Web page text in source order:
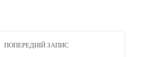
ПОПЕРЕДНІЙ ЗАПИС